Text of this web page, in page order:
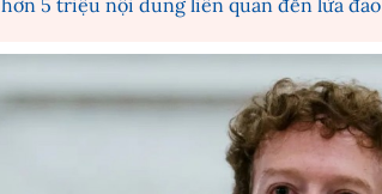
5 triệu nội dung liên quan đến lừa đảo